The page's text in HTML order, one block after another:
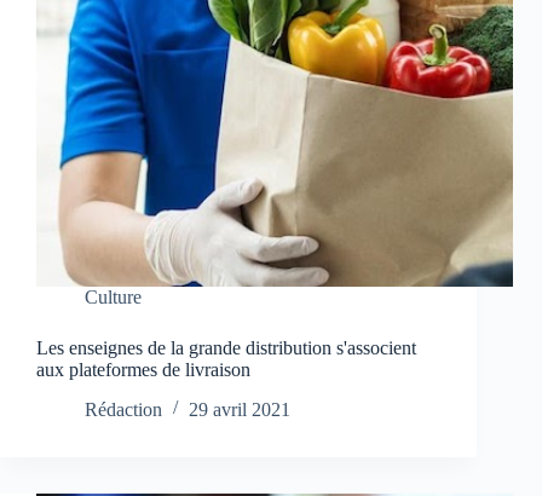
Culture
Les enseignes de la grande distribution s'associent
aux plateformes de livraison
Rédaction
29 avril 2021